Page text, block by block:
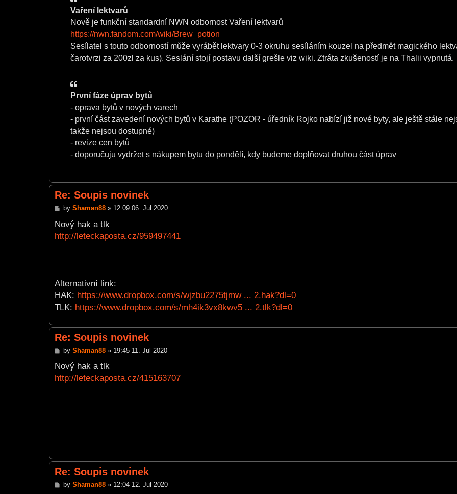
Vaření lektvarů
Nově je funkční standardní NWN odbornost Vaření lektvarů
https://nwn.fandom.com/wiki/Brew_potion
Sesílatel s touto odborností může vyrábět lektvary 0-3 okruhu sesíláním kouzel na předmět magického
čarotvrzi za 200zl za kus). Seslání stojí postavu další grešle viz wiki. Ztráta zkušeností je na Thalii vypnutá.
První fáze úprav bytů
- oprava bytů v nových varech
- první část zavedení nových bytů v Karathe (POZOR - úředník Rojko nabízí již nové byty, ale ještě stále
takže nejsou dostupné)
- revize cen bytů
- doporučuju vydržet s nákupem bytu do pondělí, kdy budeme doplňovat druhou část úprav
Re: Soupis novinek
P
s
by Shaman88» 12:09 06. Jul 2020
Nový hak a tlk
http://leteckaposta.cz/959497441
Alternativní link:
HAK: https://www.dropbox.com/s/wjzbu2275tjmw ... 2.hak?dl=0
TLK: https://www.dropbox.com/s/mh4ik3vx8kwv5 ... 2.tlk?dl=0
Re: Soupis novinek
P
s
by Shaman88» 19:45 11. Jul 2020
Nový hak a tlk
http://leteckaposta.cz/415163707
Re: Soupis novinek
Pby Shaman88» 12:04 12. Jul 2020